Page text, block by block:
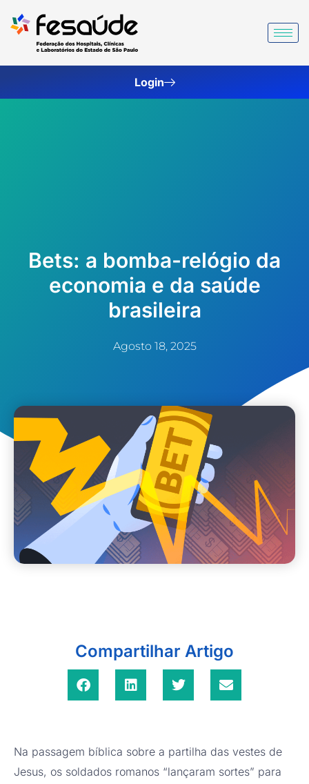
para
Login
Bets: a bomba-relógio da
economia e da saúde
brasileira
Agosto 18, 2025
Compartilhar Artigo
Na passagem bíblica sobre a partilha das vestes de
Jesus, os soldados romanos “lançaram sortes” para